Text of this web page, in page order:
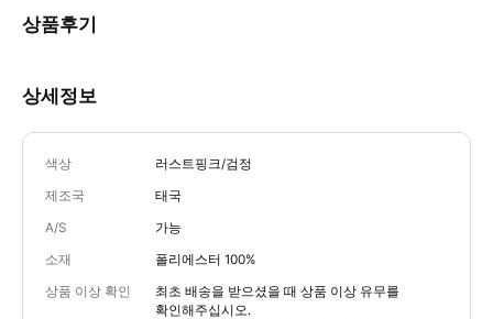
상품후기
상세정보
색상 러스트핑크/검정
제조국 태국
A/S 가능
소재 폴리에스터 100%
상품 이상 확인
최초 배송을 받으셨을 때 상품 이상 유무를
확인해주십시오.